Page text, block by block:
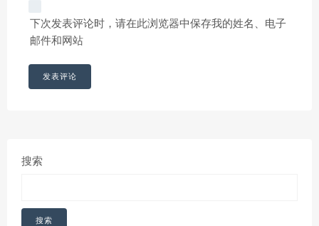
下次发表评论时，请在此浏览器中保存我的姓名、电子
邮件和网站
搜索
搜索